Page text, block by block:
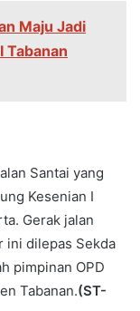
Maju Jadi
Tabanan
Santai yang
Kesenian I
Gerak jalan
ini dilepas Sekda
pimpinan OPD
Tabanan.(ST-